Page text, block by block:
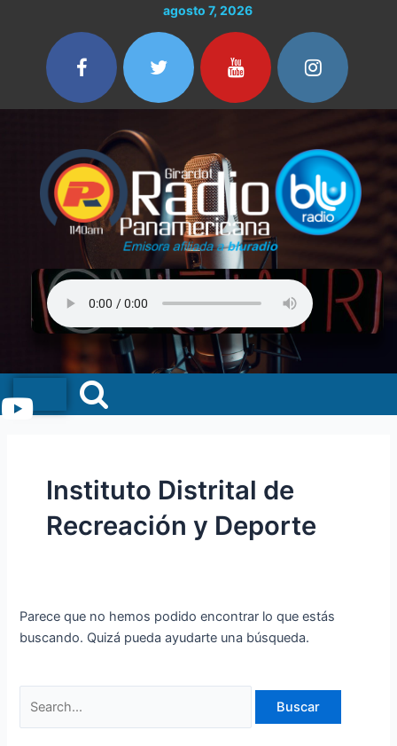
contenido
agosto 7, 2026
Menu
Instituto Distrital de
Recreación y Deporte
Parece que no hemos podido encontrar lo que estás
buscando. Quizá pueda ayudarte una búsqueda.